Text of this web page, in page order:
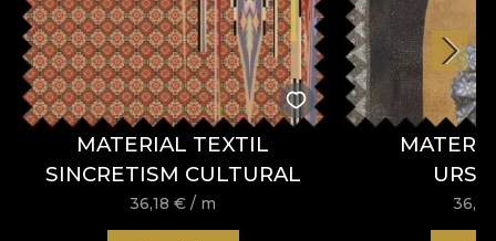
MATERIAL TEXTIL
SINCRETISM CULTURAL
36,18€ / m